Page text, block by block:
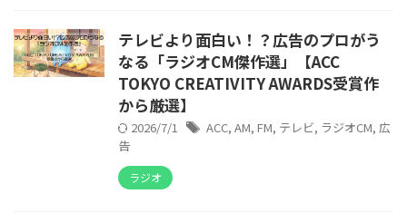
テレビより面白い！？広告のプロがう
なる「ラジオCM傑作選」【ACC
TOKYO CREATIVITY AWARDS受賞作
から厳選】
2026/7/1 ACC, AM, FM, テレビ, ラジオCM, 広
告
ラジオ